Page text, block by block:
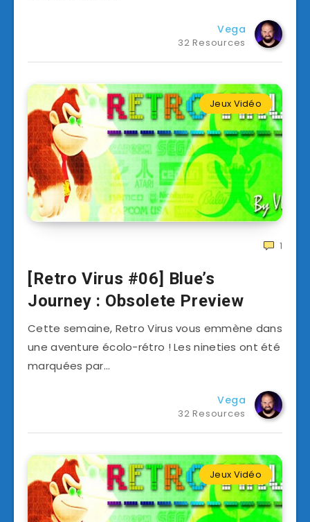
Vega
32 Resources
Jeux Vidéo
1
[Retro Virus #06] Blue’s
Journey : Obsolete Preview
Cette semaine, Retro Virus vous emmène dans
une aventure écolo-rétro ! Les nineties ont été
marquées par…
Vega
32 Resources
Jeux Vidéo